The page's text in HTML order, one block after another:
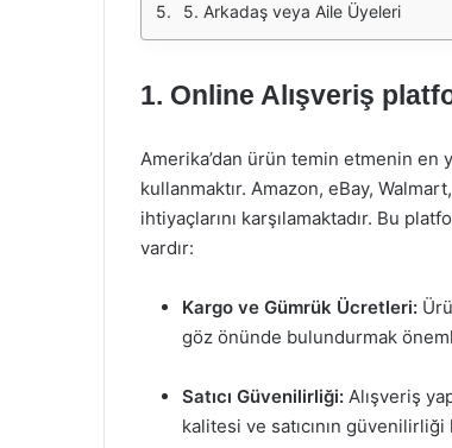
5. Arkadaş veya Aile Üyeleri
1. Online Alışveriş
Amerika’dan ürün temin etmenin en
kullanmaktır. Amazon, eBay,
ihtiyaçlarını karşılamaktadır. Bu
vardır:
Kargo ve Gümrük Ücretleri:
göz önünde bulundurmak
Satıcı Güvenilirliği: Alışveriş
kalitesi ve satıcının güvenilirliği